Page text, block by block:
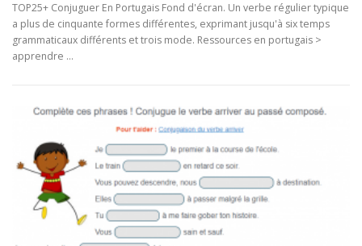
TOP25+ Conjuguer En Portugais Fond d'écran. Un verbe régulier typique
a plus de cinquante formes différentes, exprimant jusqu'à six temps
grammaticaux différents et trois mode. Ressources en portugais >
apprendre …